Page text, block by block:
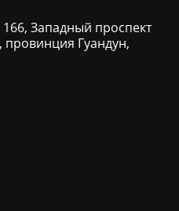
Западный проспект
Гуандун,